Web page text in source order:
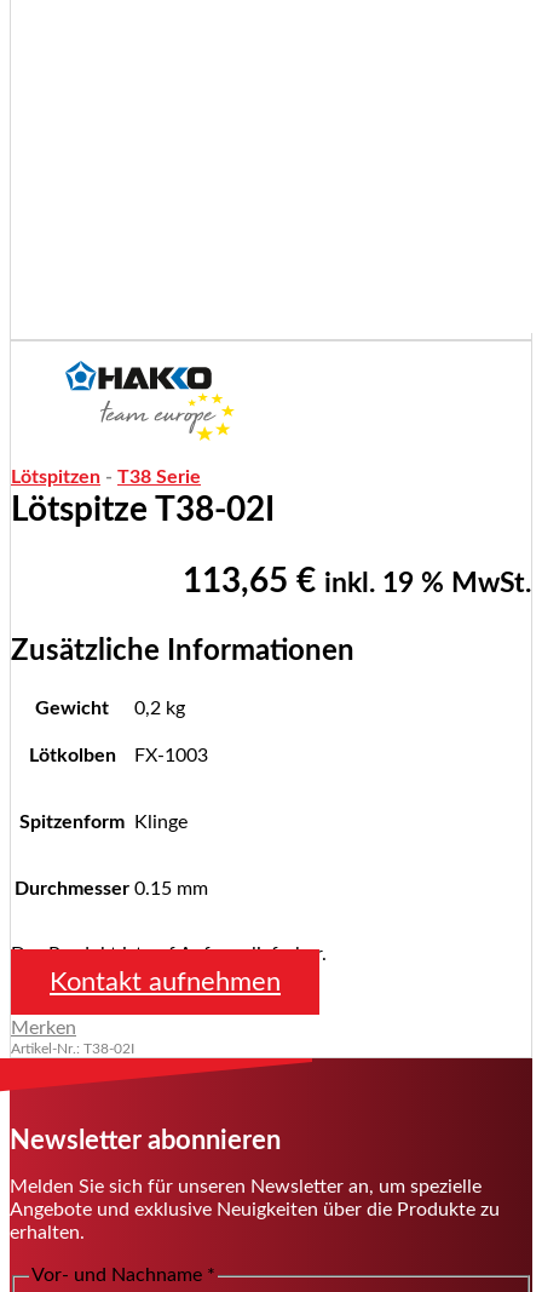
Lötspitzen - T38 Serie
Lötspitze T38-02I
113,65 € inkl. 19 % MwSt.
Zusätzliche Informationen
Gewicht 0,2 kg
Lötkolben FX-1003
Spitzenform Klinge
Durchmesser 0.15 mm
Das Produkt ist auf Anfrage lieferbar.
Kontakt aufnehmen
Merken
Artikel-Nr.: T38-02I
Newsletter abonnieren
Melden Sie sich für unseren Newsletter an, um spezielle
Angebote und exklusive Neuigkeiten über die Produkte zu
erhalten.
Vor- und Nachname *